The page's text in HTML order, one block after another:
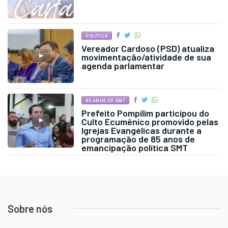
POLÍTICA
Vereador Cardoso (PSD) atualiza
movimentação/atividade de sua
agenda parlamentar
85 ANOS DE SMT
Prefeito Pompilim participou do
Culto Ecumênico promovido pelas
Igrejas Evangélicas durante a
programação de 85 anos de
emancipação política SMT
Sobre nós